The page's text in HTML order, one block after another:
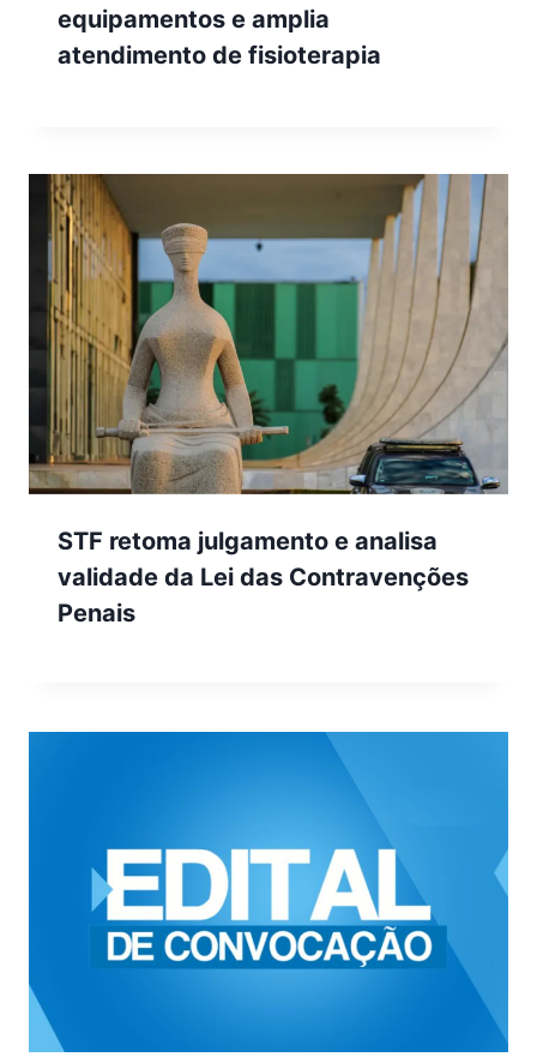
equipamentos e amplia
atendimento de fisioterapia
STF retoma julgamento e analisa
validade da Lei das Contravenções
Penais